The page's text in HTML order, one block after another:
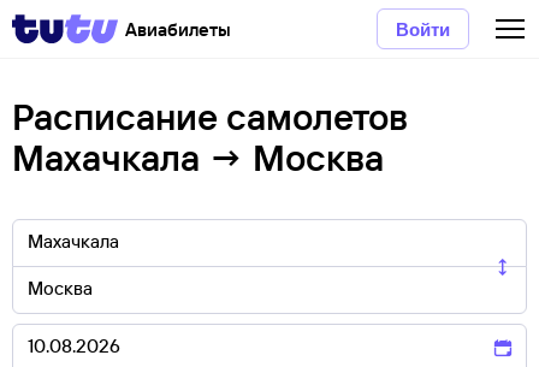
Авиабилеты Войти
Расписание самолетов
Махачкала → Москва